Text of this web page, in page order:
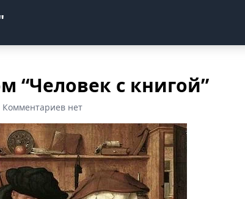
“Человек с книгой”
Комментариев нет